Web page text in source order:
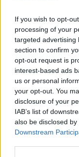
If you wish to opt-
processing of your
targeted advertising
section to confirm
opt-out request is
interest-based ads
us or personal
your opt-out. You
disclosure of your
IAB’s list of
also be disclosed
Downstream
Η πιο απλή
ΕΥ ΖΗΝ 05/08/2026